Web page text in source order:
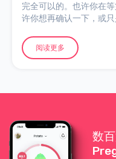
完全可以的。也许你在
许你想再确认一下，或
密再藏一会儿：
阅读更多
数